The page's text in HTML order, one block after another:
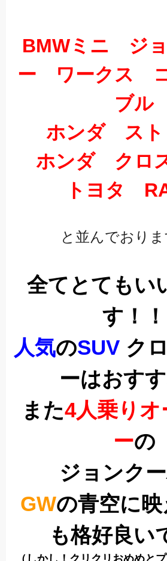
BMWミニ ジ
ー ワークス
ブル
ホンダ スト
ホンダ クロ
トヨタ
と並んでおりま
全てとてもい
す！！
人気のSUV ク
ーはおすす
また4人乗りオ
ーの
ジョンク
GWの青空に
も格好良い
（しかし！クリクリおめめと